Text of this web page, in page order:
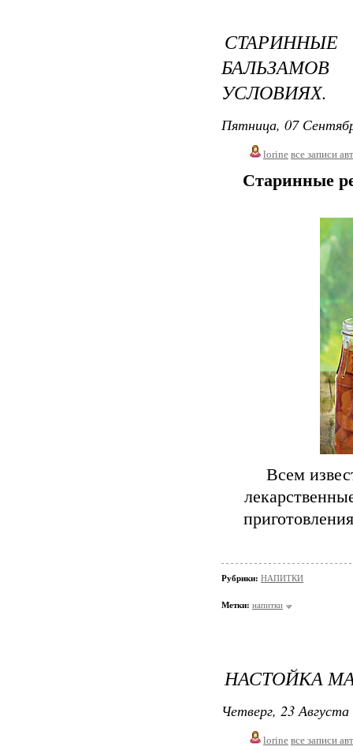
УСЛОВИЯХ.
Пятница, 07
lorine все записи
Старинные
Всем
Рубрики: НАПИТКИ
Метки: напитки
НАСТОЙКА
Четверг, 23
lorine все записи